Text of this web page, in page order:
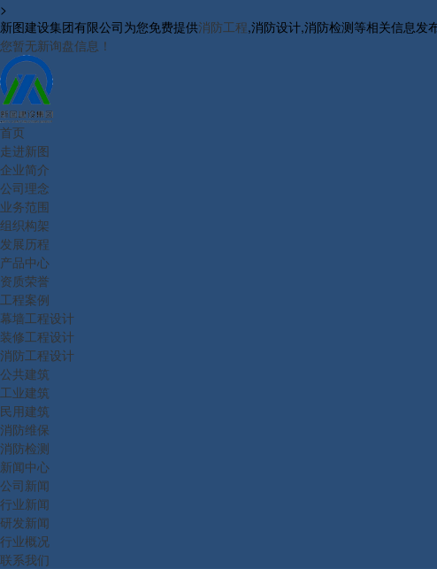
>
新图建设集团有限公司为您免费提供消防工程,消防设计,消防检测等相关信息发
您暂无新询盘信息！
首页
走进新图
企业简介
公司理念
业务范围
组织构架
发展历程
产品中心
资质荣誉
工程案例
幕墙工程设计
装修工程设计
消防工程设计
公共建筑
工业建筑
民用建筑
消防维保
消防检测
新闻中心
公司新闻
行业新闻
研发新闻
行业概况
联系我们